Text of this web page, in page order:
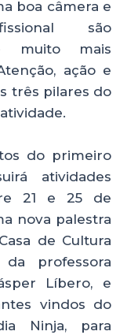
boa câmera e
são
muito mais
ação e
três pilares do
do primeiro
atividades
21 e 25 de
nova palestra
de Cultura
professora
Líbero, e
vindos do
Ninja, para